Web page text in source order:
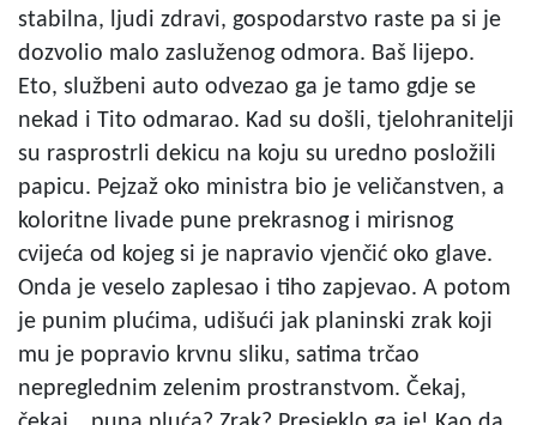
stabilna, ljudi zdravi, gospodarstvo raste pa si je
dozvolio malo zasluženog odmora. Baš lijepo.
Eto, službeni auto odvezao ga je tamo gdje se
nekad i Tito odmarao. Kad su došli, tjelohranitelji
su rasprostrli dekicu na koju su uredno posložili
papicu. Pejzaž oko ministra bio je veličanstven, a
koloritne livade pune prekrasnog i mirisnog
cvijeća od kojeg si je napravio vjenčić oko glave.
Onda je veselo zaplesao i tiho zapjevao. A potom
je punim plućima, udišući jak planinski zrak koji
mu je popravio krvnu sliku, satima trčao
nepreglednim zelenim prostranstvom. Čekaj,